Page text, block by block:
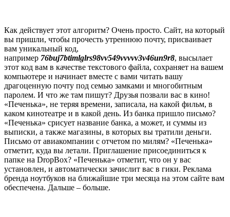
Как действует этот алгоритм? Очень просто. Сайт, на который
вы пришли, чтобы прочесть утреннюю почту, присваивает
вам уникальный код,
например 76buj7btimlglrs98vv549vvvvv3v46un9r8, высылает
этот код вам в качестве текстового файла, сохраняет на вашем
компьютере и начинает вместе с вами читать вашу
драгоценную почту под семью замками и многобитным
паролем. И что же там пишут? Друзья позвали вас в кино!
«Печенька», не теряя времени, записала, на какой фильм, в
каком кинотеатре и в какой день. Из банка пришло письмо?
«Печенька» срисует название банка, а может, и суммы из
выписки, а также магазины, в которых вы тратили деньги.
Письмо от авиакомпании с отчетом по милям? «Печенька»
отметит, куда вы летали. Приглашение присоединиться к
папке на DropBox? «Печенька» отметит, что он у вас
установлен, и автоматически зачислит вас в гики. Реклама
бренда ноутбуков на ближайшие три месяца на этом сайте вам
обеспечена. Дальше – больше.